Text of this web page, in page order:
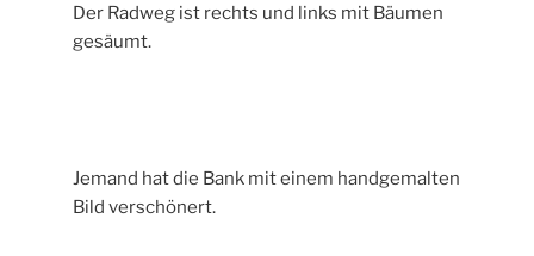
Der Radweg ist rechts und links mit Bäumen
gesäumt.
Jemand hat die Bank mit einem handgemalten
Bild verschönert.